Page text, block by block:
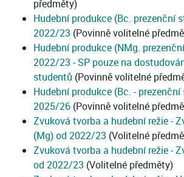
předměty)
Hudební produkce (Bc. prezenční
2022/23 (Povinně volitelné
Hudební produkce (NMg.
2022/23 - SP pouze na
studentů (Povinně volitelné
Hudební produkce (Bc. -
2025/26 (Povinně volitelné
Zvuková tvorba a hudební režie -
(Mg) od 2022/23 (Volitelné
Zvuková tvorba a hudební režie -
od 2022/23 (Volitelné předměty)